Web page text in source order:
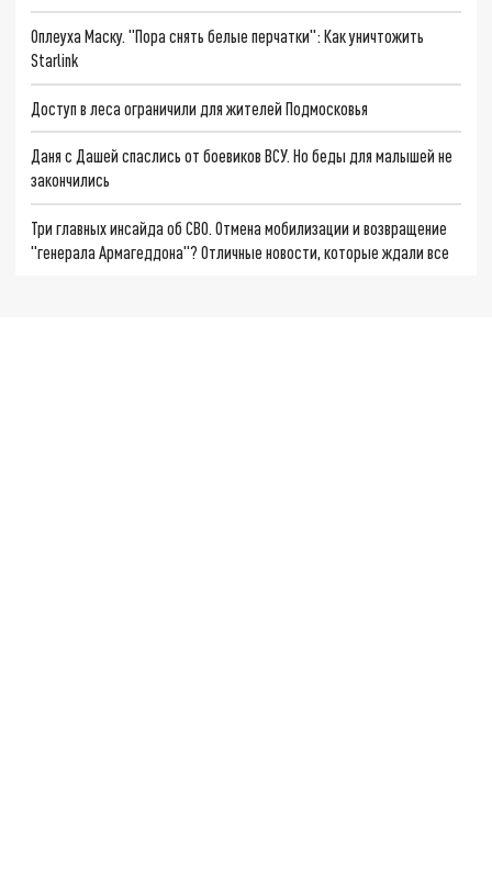
Оплеуха Маску. "Пора снять белые перчатки": Как уничтожить
Starlink
Доступ в леса ограничили для жителей Подмосковья
Даня с Дашей спаслись от боевиков ВСУ. Но беды для малышей не
закончились
Три главных инсайда об СВО. Отмена мобилизации и возвращение
"генерала Армагеддона"? Отличные новости, которые ждали все